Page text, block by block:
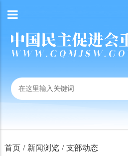
首页 / 新闻浏览 / 支部动态